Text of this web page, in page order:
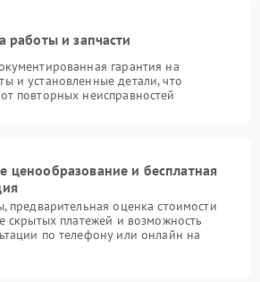
работы и запчасти
гарантия на
и установленные детали, что
повторных неисправностей
ценообразование и бесплатная
предварительная оценка стоимости
скрытых платежей и возможность
по телефону или онлайн на